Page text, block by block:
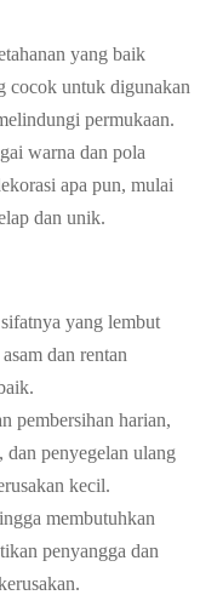
yang baik
cocok untuk digunakan
permukaan.
warna dan pola
apa pun, mulai
dan unik.
yang lembut
dan rentan
pembersihan harian,
dan penyegelan ulang
kecil.
membutuhkan
penyangga dan